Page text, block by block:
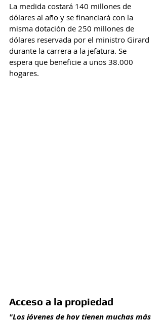
La medida costará 140 millones de
dólares al año y se financiará con la
misma dotación de 250 millones de
dólares reservada por el ministro Girard
durante la carrera a la jefatura. Se
espera que beneficie a unos 38.000
hogares.
Acceso a la propiedad
"Los jóvenes de hoy tienen muchas más